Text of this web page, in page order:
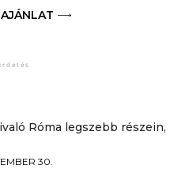
Róma legszebb részein,
30.